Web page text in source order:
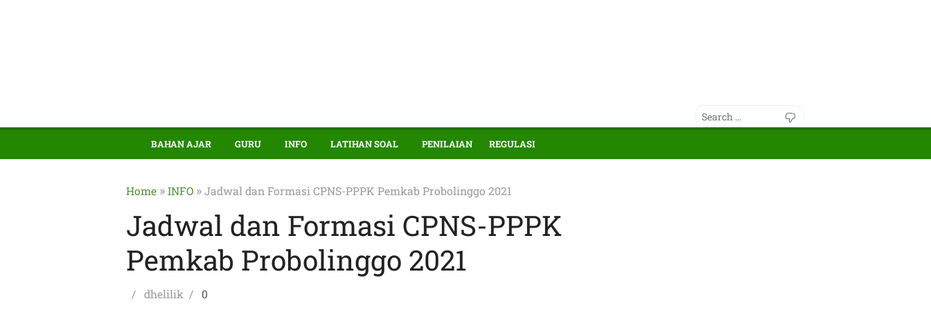
Search
Search
BAHAN AJAR GURU INFO LATIHAN SOAL PENILAIAN REGULASI
Home »INFO »Jadwal dan Formasi CPNS-PPPK Pemkab Probolinggo 2021
Jadwal dan Formasi CPNS-PPPK
Pemkab Probolinggo 2021
Posted
Author
dhelilik 0